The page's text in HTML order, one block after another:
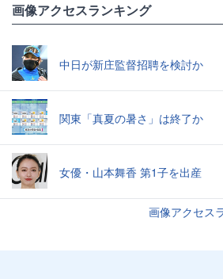
画像アクセスランキング
中日が新庄監督招聘を検討か
関東「真夏の暑さ」は終了か
女優・山本舞香 第1子を出産
画像アクセス